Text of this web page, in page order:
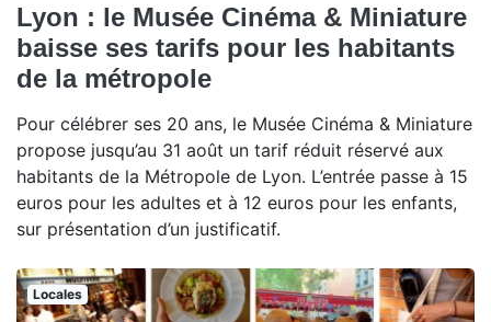
Lyon : le Musée Cinéma & Miniature
baisse ses tarifs pour les habitants
de la métropole
Pour célébrer ses 20 ans, le Musée Cinéma & Miniature
propose jusqu’au 31 août un tarif réduit réservé aux
habitants de la Métropole de Lyon. L’entrée passe à 15
euros pour les adultes et à 12 euros pour les enfants,
sur présentation d’un justificatif.
Locales